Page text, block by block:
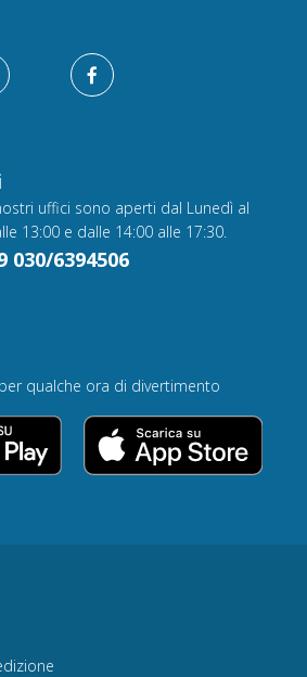
uffici sono aperti dal Lunedì al
13:00 e dalle 14:00 alle 17:30.
030/6394506
qualche ora di divertimento